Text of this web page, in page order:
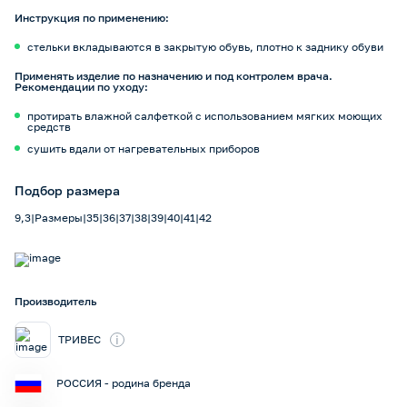
Инструкция по применению:
стельки вкладываются в закрытую обувь, плотно к заднику обуви
Применять изделие по назначению и под контролем врача.
Рекомендации по уходу:
протирать влажной салфеткой с использованием мягких моющих
средств
сушить вдали от нагревательных приборов
Подбор размера
9,3|Размеры|35|36|37|38|39|40|41|42
Производитель
ТРИВЕС i
РОССИЯ - родина бренда